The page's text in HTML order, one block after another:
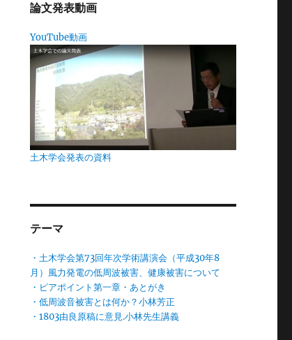
論文発表動画
YouTube動画
土木学会発表の資料
テーマ
・土木学会第73回年次学術講演会（平成30年8
月）風力発電の低周波被害、健康被害について
・ピアポイント第一章・あとがき
・低周波音被害とは何か？小林芳正
・1803由良原稿に意見.小林先生講義